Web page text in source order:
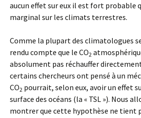
aucun effet sur eux il est fort probable
marginal sur les climats terrestres.
Comme la plupart des climatologues
rendu compte que le CO2
absolument pas réchauffer
certains chercheurs ont pensé à un
CO2 pourrait, selon eux, avoir un effet
surface des océans (la « TSL »). Nous
montrer que cette hypothèse ne tient